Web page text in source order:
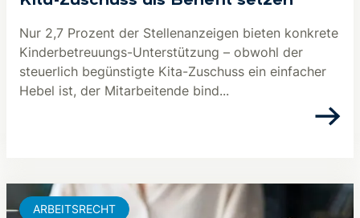
Nur 2,7 Prozent der Stellenanzeigen bieten konkrete
Kinderbetreuungs-Unterstützung – obwohl der
steuerlich begünstigte Kita-Zuschuss ein einfacher
Hebel ist, der Mitarbeitende bind...
ARBEITSRECHT